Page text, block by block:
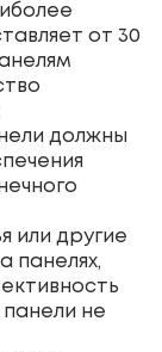
от 30
должны
или другие
панелях,
не